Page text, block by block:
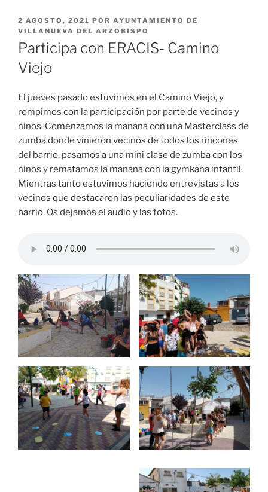
PUBLICADO
EL
2 AGOSTO, 2021 POR AYUNTAMIENTO DE
VILLANUEVA DEL ARZOBISPO
Participa con ERACIS- Camino
Viejo
El jueves pasado estuvimos en el Camino Viejo, y
rompimos con la participación por parte de vecinos y
niños. Comenzamos la mañana con una Masterclass de
zumba donde vinieron vecinos de todos los rincones
del barrio, pasamos a una mini clase de zumba con los
niños y rematamos la mañana con la gymkana infantil.
Mientras tanto estuvimos haciendo entrevistas a los
vecinos que destacaron las peculiaridades de este
barrio. Os dejamos el audio y las fotos.